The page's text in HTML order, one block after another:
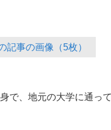
記事の画像（5枚）
、地元の大学に通っ